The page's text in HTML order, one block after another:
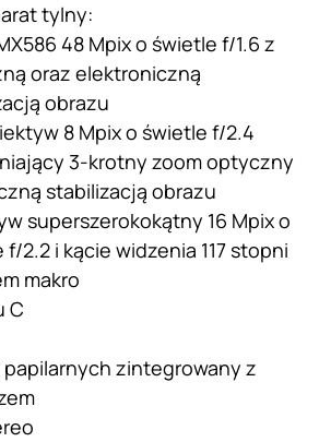
tylny:
48 Mpix o świetle f/1.6 z
oraz elektroniczną
obrazu
8 Mpix o świetle f/2.4
3-krotny zoom optyczny
stabilizacją obrazu
superszerokokątny 16 Mpix o
2.2 i kącie widzenia 117 stopni
makro
C
zintegrowany z